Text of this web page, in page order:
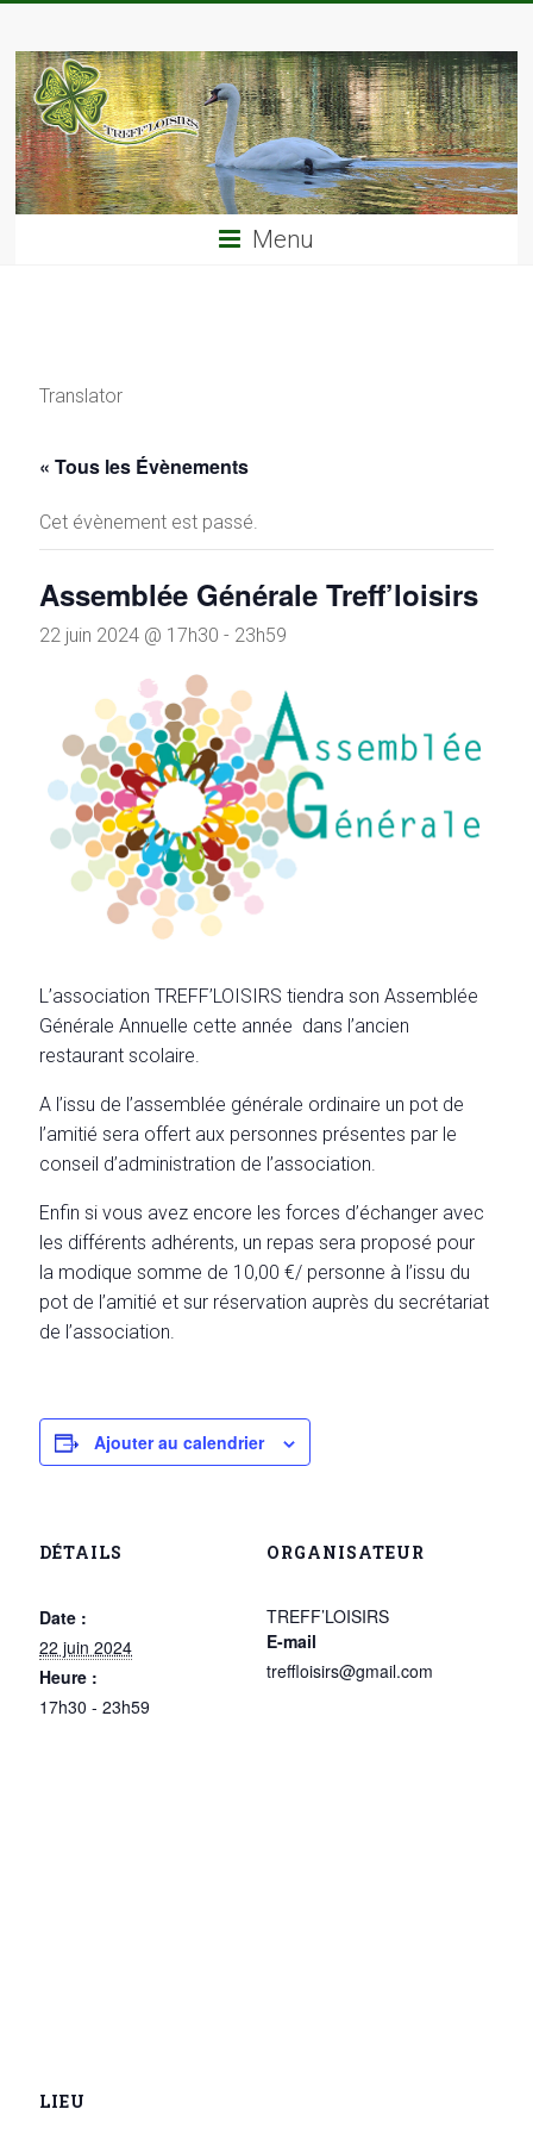
content
TREFF'LOISIRS
Menu
Translator
« Tous les Évènements
Cet évènement est passé.
Assemblée Générale Treff’loisirs
22 juin 2024 @ 17h30 - 23h59
L’association TREFF’LOISIRS tiendra son Assemblée
Générale Annuelle cette année dans l’ancien
restaurant scolaire.
A l’issu de l’assemblée générale ordinaire un pot de
l’amitié sera offert aux personnes présentes par le
conseil d’administration de l’association.
Enfin si vous avez encore les forces d’échanger avec
les différents adhérents, un repas sera proposé pour
la modique somme de 10,00 €/ personne à l’issu du
pot de l’amitié et sur réservation auprès du secrétariat
de l’association.
Ajouter au calendrier
DÉTAILS
Date :
22 juin 2024
Heure :
17h30 - 23h59
ORGANISATEUR
TREFF’LOISIRS
E-mail
treffloisirs@gmail.com
LIEU